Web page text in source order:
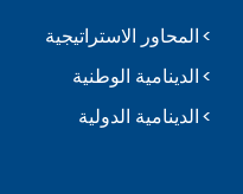
المحاور الاستراتيجية
الدينامية الوطنية
الدينامية الدولية